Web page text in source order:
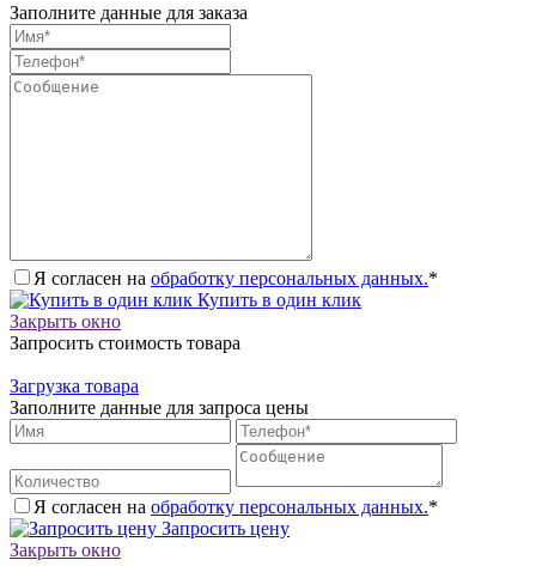
Заполните данные для заказа
Я согласен на обработку персональных данных.*
Купить в один клик
Закрыть окно
Запросить стоимость товара
Загрузка товара
Заполните данные для запроса цены
Я согласен на обработку персональных данных.*
Запросить цену
Закрыть окно